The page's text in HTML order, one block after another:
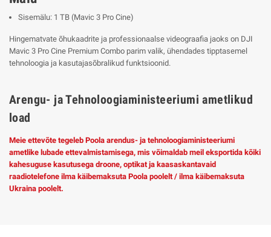
Sisemälu: 1 TB (Mavic 3 Pro Cine)
Hingematvate õhukaadrite ja professionaalse videograafia jaoks on DJI
Mavic 3 Pro Cine Premium Combo parim valik, ühendades tipptasemel
tehnoloogia ja kasutajasõbralikud funktsioonid.
Arengu- ja Tehnoloogiaministeeriumi ametlikud
load
Meie ettevõte tegeleb Poola arendus- ja tehnoloogiaministeeriumi
ametlike lubade ettevalmistamisega, mis võimaldab meil eksportida kõiki
kahesuguse kasutusega droone, optikat ja kaasaskantavaid
raadiotelefone ilma käibemaksuta Poola poolelt / ilma käibemaksuta
Ukraina poolelt.